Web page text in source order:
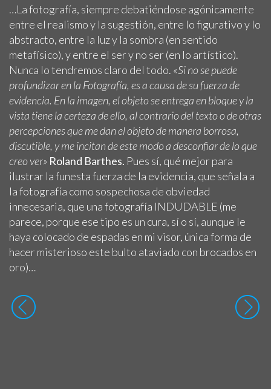
…La fotografía, siempre debatiéndose agónicamente
entre el realismo y la sugestión, entre lo figurativo y lo
abstracto, entre la luz y la sombra (en sentido
metafísico), y entre el ser y no ser (en lo artístico).
Nunca lo tendremos claro del todo. «Si no se puede
profundizar en la Fotografía, es a causa de su fuerza de
evidencia. En la imagen, el objeto se entrega en bloque y la
vista tiene la certeza de ello, al contrario del texto o de otras
percepciones que me dan el objeto de manera borrosa,
discutible, y me incitan de este modo a desconfiar de lo que
creo ver» Roland Barthes. Pues sí, qué mejor para
ilustrar la funesta fuerza de la evidencia, que señala a
la fotografía como sospechosa de obviedad
innecesaria, que una fotografía INDUDABLE (me
parece, porque ese tipo es un cura, sí o sí, aunque le
haya colocado de espadas en mi visor, única forma de
hacer misterioso este bulto ataviado con brocados en
oro)…